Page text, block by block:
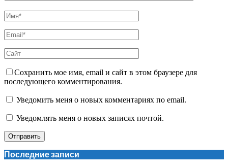
Сохранить мое имя, email и сайт в этом браузере для
последующего комментирования.
Уведомить меня о новых комментариях по email.
Уведомлять меня о новых записях почтой.
Последние записи